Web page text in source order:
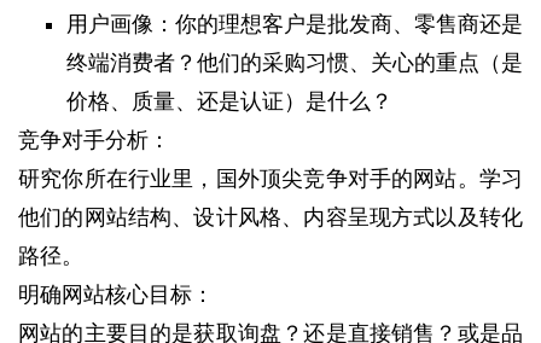
用户画像：你的理想客户是批发商、零售商还是
终端消费者？他们的采购习惯、关心的重点（是
价格、质量、还是认证）是什么？
竞争对手分析：
研究你所在行业里，国外顶尖竞争对手的网站。学习
他们的网站结构、设计风格、内容呈现方式以及转化
路径。
明确网站核心目标：
网站的主要目的是获取询盘？还是直接销售？或是品